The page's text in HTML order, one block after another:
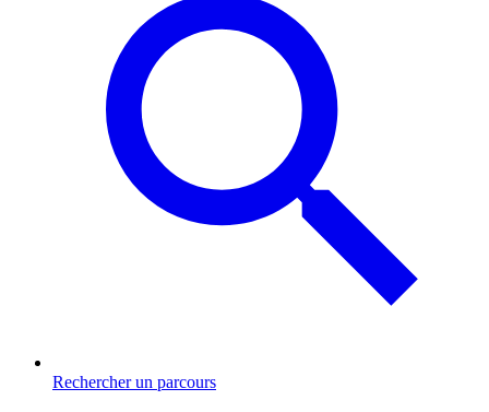
Rechercher un parcours